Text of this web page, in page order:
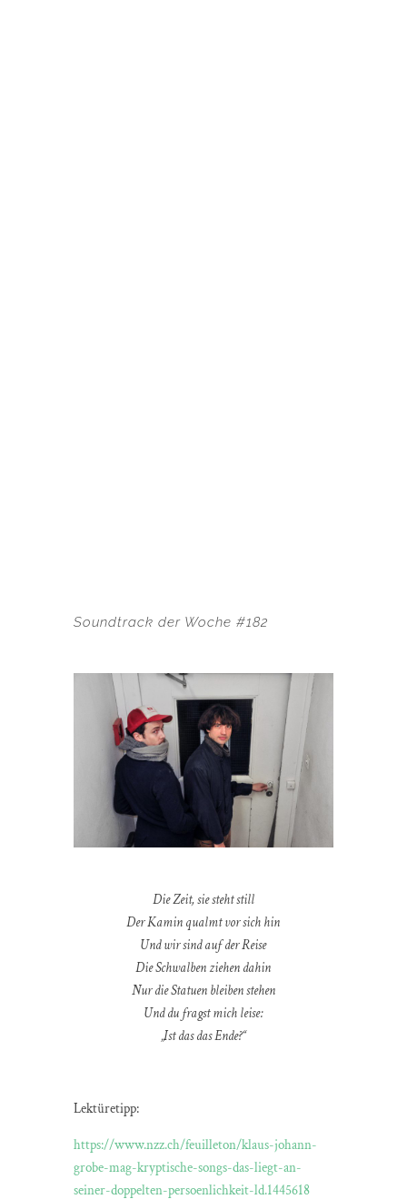
Soundtrack der Woche #182
Die Zeit, sie steht still
Der Kamin qualmt vor sich hin
Und wir sind auf der Reise
Die Schwalben ziehen dahin
Nur die Statuen bleiben stehen
Und du fragst mich leise:
„Ist das das Ende?“
Lektüretipp:
https://www.nzz.ch/feuilleton/klaus-johann-
grobe-mag-kryptische-songs-das-liegt-an-
seiner-doppelten-persoenlichkeit-ld.1445618